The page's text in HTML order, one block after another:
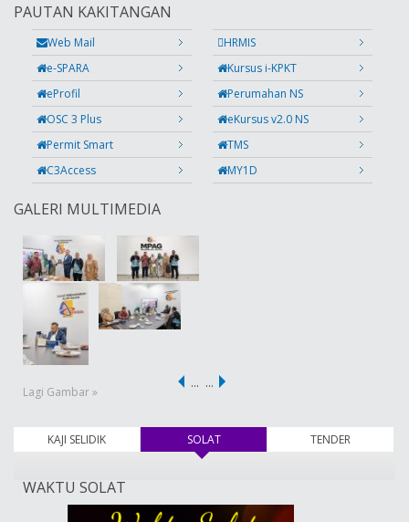
PAUTAN KAKITANGAN
Web Mail
HRMIS
e-SPARA
Kursus i-KPKT
eProfil
Perumahan NS
OSC 3 Plus
eKursus v2.0 NS
Permit Smart
TMS
C3Access
MY1D
GALERI MULTIMEDIA
Lagi Gambar »
… …
KAJI SELIDIK SOLAT(tab aktif) TENDER
WAKTU SOLAT